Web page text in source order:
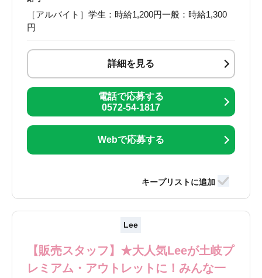
［アルバイト］学生：時給1,200円一般：時給1,300
円
詳細を見る
電話で応募する
0572-54-1817
Webで応募する
Lee
【販売スタッフ】★大人気Leeが土岐プ
レミアム・アウトレットに！みんな一